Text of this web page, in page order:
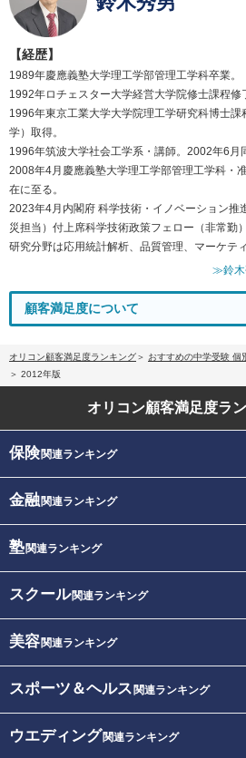
【経歴】
1989年慶應義塾大学理工学部管理工学科卒業。
1992年ロチェスター大学経営大学院修士課程修
1996年東京工業大学大学院理工学研究科博士
学）取得。
1996年筑波大学社会工学系・講師。2002年6月
2008年4月慶應義塾大学理工学部管理工学科・
在に至る。
2023年4月内閣府 科学技術・イノベーション推
災担当）付上席科学技術政策フェロー（非常勤）
研究分野は応用統計解析、品質管理、マーケティ
≫鈴木
顧客満足度について
オリコン顧客満足度ランキング
おすすめの中学受験 個
2012年版
オリコン顧客満足度ラ
保険関連ランキング
金融関連ランキング
塾関連ランキング
スクール関連ランキング
美容関連ランキング
スポーツ＆ヘルス 関連ランキング
ウエディング関連ランキング